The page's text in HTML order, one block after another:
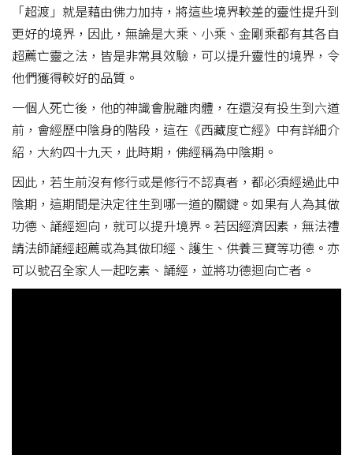
「超渡」就是藉由佛力加持，將這些境界較差的靈性提升到
更好的境界，因此，無論是大乘、小乘、金剛乘都有其各自
超薦亡靈之法，皆是非常具效驗，可以提升靈性的境界，令
他們獲得較好的品質。
一個人死亡後，他的神識會脫離肉體，在還沒有投生到六道
前，會經歷中陰身的階段，這在《西藏度亡經》中有詳細介
紹，大約四十九天，此時期，佛經稱為中陰期。
因此，若生前沒有修行或是修行不認真者，都必須經過此中
陰期，這期間是決定往生到哪一道的關鍵。如果有人為其做
功德、誦經迴向，就可以提升境界。若因經濟因素，無法禮
請法師誦經超薦或為其做印經、護生、供養三寶等功德。亦
可以號召全家人一起吃素、誦經，並將功德迴向亡者。